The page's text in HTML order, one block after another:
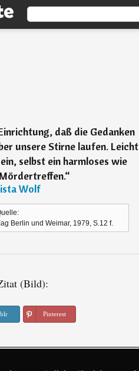
daß die Gedanken
unsere Stirne laufen. Leicht
selbst ein harmloses wie
“
Wolf
Berlin und Weimar, 1979, S.12 f.
(Bild):
Pinterest